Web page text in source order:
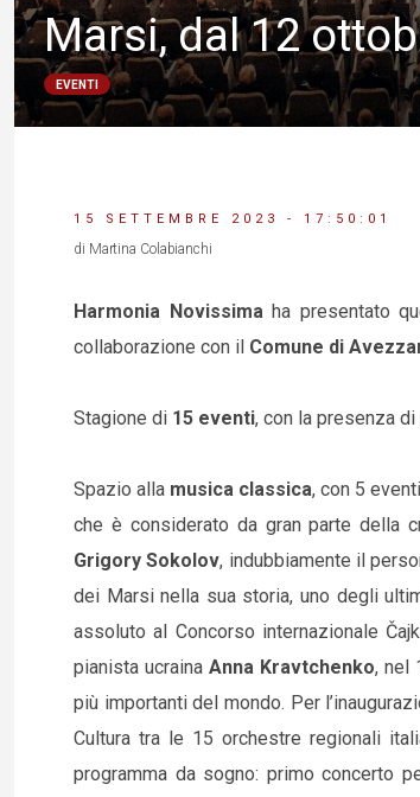
Marsi, dal 12
EVENTI
15 SETTEMBRE 2023 - 17:50:01
di Martina Colabianchi
Harmonia Novissimaha presentato
collaborazione con il Comune di
Stagione di 15 eventi, con la presenza
Spazio alla musica classica, con 5
che è considerato da gran parte della
Grigory Sokolov, indubbiamente il
dei Marsi nella sua storia, uno degli
assoluto al Concorso internazionale
pianista ucraina Anna Kravtchenko, nel
più importanti del mondo. Per
Cultura tra le 15 orchestre regionali
programma da sogno: primo concerto